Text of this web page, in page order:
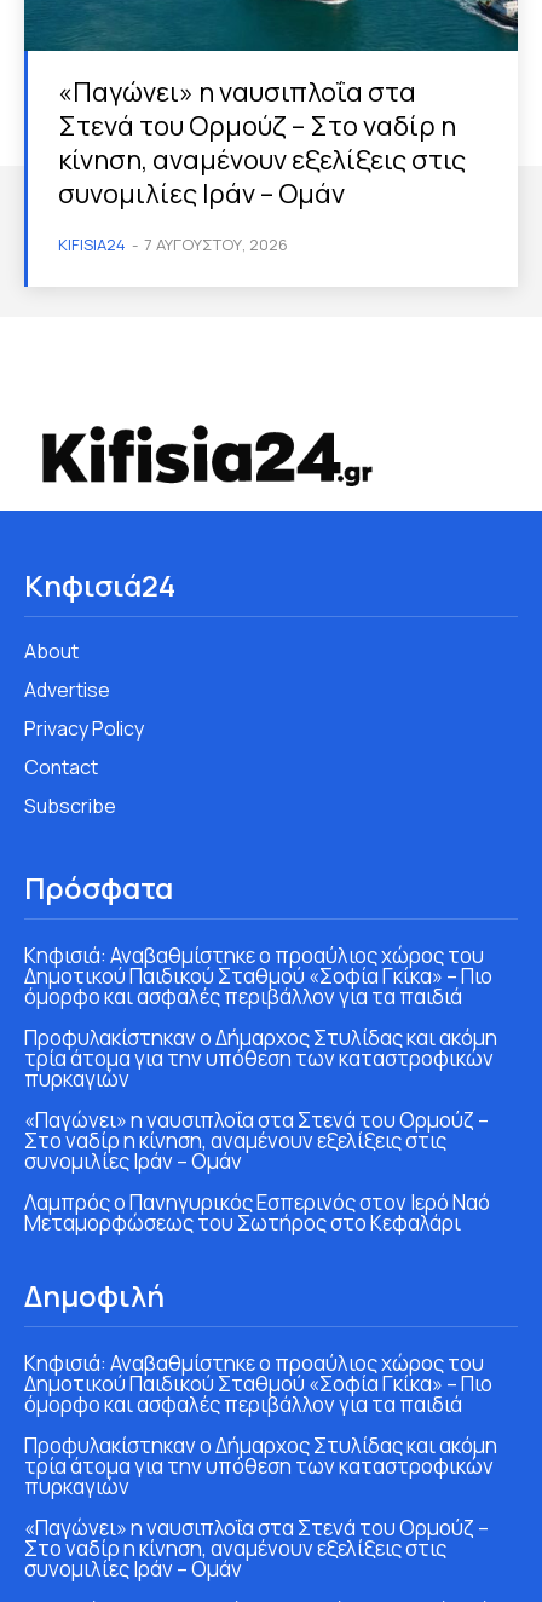
«Παγώνει» η ναυσιπλοΐα στα
Στενά του Ορμούζ – Στο ναδίρ η
κίνηση, αναμένουν εξελίξεις στις
συνομιλίες Ιράν – Ομάν
KIFISIA24 - 7 ΑΥΓΟΎΣΤΟΥ, 2026
Κηφισιά24
About
Advertise
Privacy Policy
Contact
Subscribe
Πρόσφατα
Κηφισιά: Αναβαθμίστηκε ο προαύλιος χώρος του
Δημοτικού Παιδικού Σταθμού «Σοφία Γκίκα» – Πιο
όμορφο και ασφαλές περιβάλλον για τα παιδιά
Προφυλακίστηκαν ο Δήμαρχος Στυλίδας και ακόμη
τρία άτομα για την υπόθεση των καταστροφικών
πυρκαγιών
«Παγώνει» η ναυσιπλοΐα στα Στενά του Ορμούζ –
Στο ναδίρ η κίνηση, αναμένουν εξελίξεις στις
συνομιλίες Ιράν – Ομάν
Λαμπρός ο Πανηγυρικός Εσπερινός στον Ιερό Ναό
Μεταμορφώσεως του Σωτήρος στο Κεφαλάρι
Δημοφιλή
Κηφισιά: Αναβαθμίστηκε ο προαύλιος χώρος του
Δημοτικού Παιδικού Σταθμού «Σοφία Γκίκα» – Πιο
όμορφο και ασφαλές περιβάλλον για τα παιδιά
Προφυλακίστηκαν ο Δήμαρχος Στυλίδας και ακόμη
τρία άτομα για την υπόθεση των καταστροφικών
πυρκαγιών
«Παγώνει» η ναυσιπλοΐα στα Στενά του Ορμούζ –
Στο ναδίρ η κίνηση, αναμένουν εξελίξεις στις
συνομιλίες Ιράν – Ομάν